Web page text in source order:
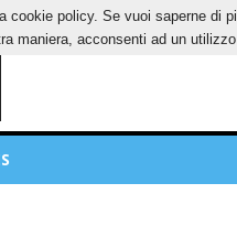
policy. Se vuoi saperne di
maniera, acconsenti ad un